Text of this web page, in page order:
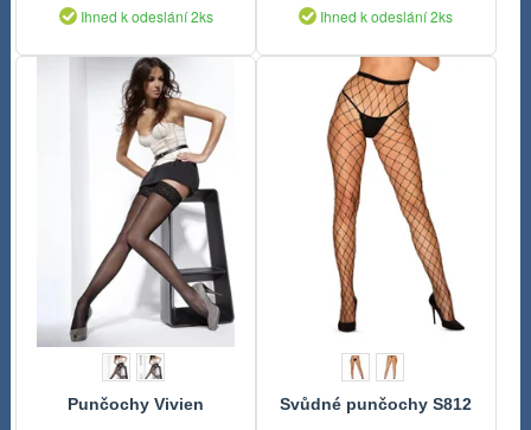
Ihned k odeslání 2ks Ihned k odeslání 2ks
Punčochy Vivien Svůdné punčochy S812